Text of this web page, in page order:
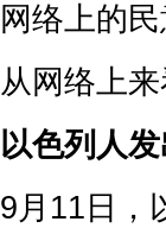
网络上的
从网络上
以色列人
9月11日，